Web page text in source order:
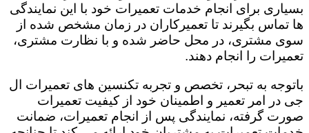
بسیاری برای انجام خدمات تعمیرات خود با این نمایندگی
ها تماس بگیرند تا تعمیرکاران در زمان مشخص شده از
سوی مشتری، در محل حاضر شده و با نظارت مشتری،
تعمیرات را انجام دهند.
باتوجه به تبحر، تخصص و تجربه تکنسین های تعمیرات ال
جی در امر تعمیر و اطمینان خود از کیفیت تعمیرات
صورت گرفته، نمایندگی پس از انجام تعمیرات، ضمانت